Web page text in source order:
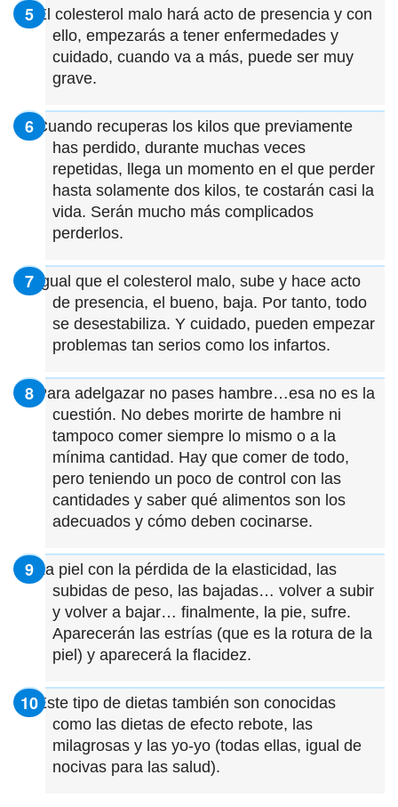
El colesterol malo hará acto de presencia y con
ello, empezarás a tener enfermedades y
cuidado, cuando va a más, puede ser muy
grave.
Cuando recuperas los kilos que previamente
has perdido, durante muchas veces
repetidas, llega un momento en el que perder
hasta solamente dos kilos, te costarán casi la
vida. Serán mucho más complicados
perderlos.
Igual que el colesterol malo, sube y hace acto
de presencia, el bueno, baja. Por tanto, todo
se desestabiliza. Y cuidado, pueden empezar
problemas tan serios como los infartos.
Para adelgazar no pases hambre…esa no es la
cuestión. No debes morirte de hambre ni
tampoco comer siempre lo mismo o a la
mínima cantidad. Hay que comer de todo,
pero teniendo un poco de control con las
cantidades y saber qué alimentos son los
adecuados y cómo deben cocinarse.
La piel con la pérdida de la elasticidad, las
subidas de peso, las bajadas… volver a subir
y volver a bajar… finalmente, la pie, sufre.
Aparecerán las estrías (que es la rotura de la
piel) y aparecerá la flacidez.
Este tipo de dietas también son conocidas
como las dietas de efecto rebote, las
milagrosas y las yo-yo (todas ellas, igual de
nocivas para las salud).